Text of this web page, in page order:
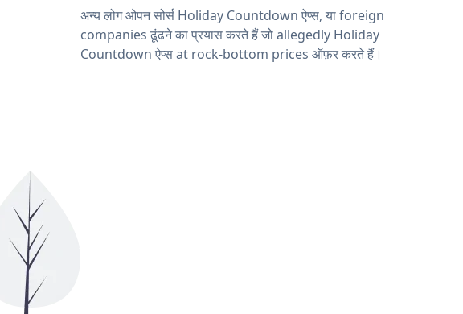
अन्य लोग ओपन सोर्स Holiday Countdown ऐप्स, या foreign
companies ढूंढने का प्रयास करते हैं जो allegedly Holiday
Countdown ऐप्स at rock-bottom prices ऑफ़र करते हैं।